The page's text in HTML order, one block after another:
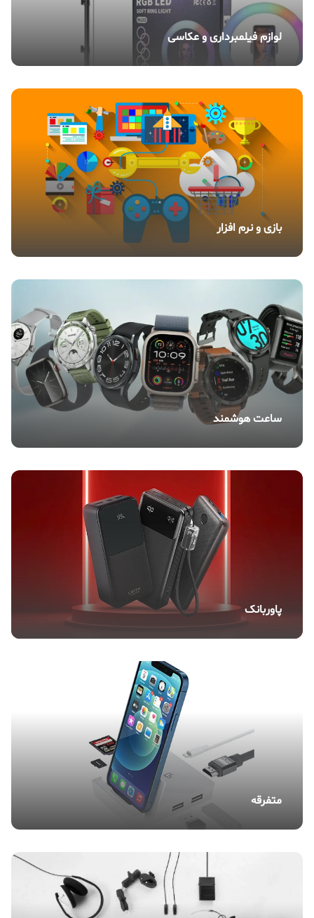
لوازم فیلمبرداری و عکاسی
بازی و نرم افزار
ساعت هوشمند
پاوربانک
متفرقه